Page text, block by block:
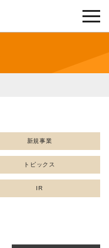
新規事業
トピックス
IR